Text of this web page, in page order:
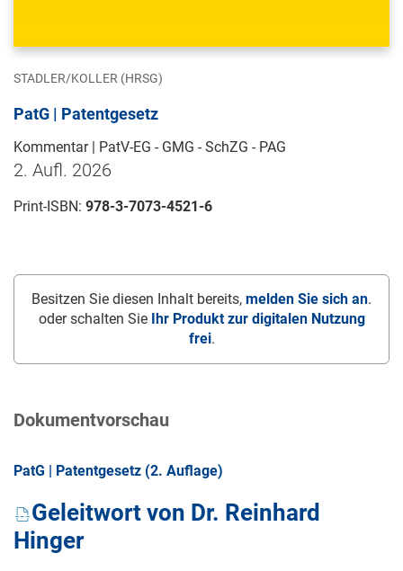
STADLER/KOLLER (HRSG)
PatG | Patentgesetz
Kommentar | PatV-EG - GMG - SchZG - PAG
2. Aufl. 2026
Print-ISBN: 978-3-7073-4521-6
Besitzen Sie diesen Inhalt bereits, melden Sie sich an.
oder schalten Sie
Ihr Produkt zur digitalen Nutzung
frei.
Dokumentvorschau
PatG | Patentgesetz (2. Auflage)
Geleitwort von Dr. Reinhard
Hinger